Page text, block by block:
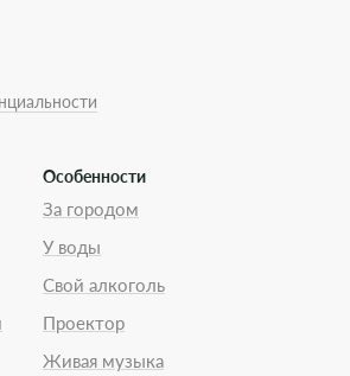
Особенности
За городом
У воды
Свой алкоголь
Проектор
Живая музыка